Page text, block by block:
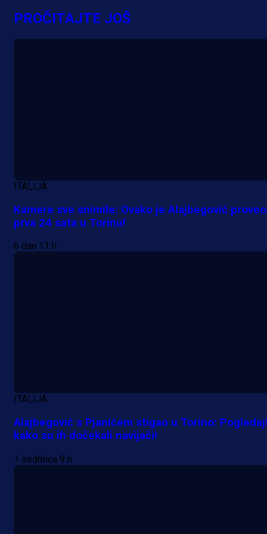
PROČITAJTE JOŠ
ITALIJA
Kamere sve snimile: Ovako je Alajbegović proveo
prva 24 sata u Torinu!
6 dan 11 h
ITALIJA
Alajbegović s Pjanićem stigao u Torino:
kako su ih dočekali navijači!
1 sedmica 9 h